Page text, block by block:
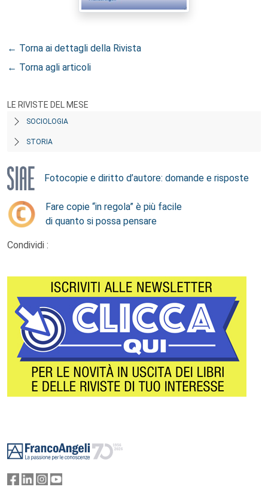
← Torna ai dettagli della Rivista
← Torna agli articoli
LE RIVISTE DEL MESE
SOCIOLOGIA
STORIA
Fotocopie e diritto d’autore: domande e risposte
Fare copie “in regola” è più facile
di quanto si possa pensare
Condividi :